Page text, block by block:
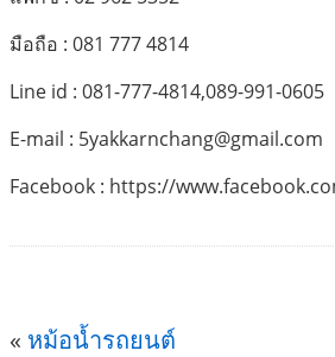
มือถือ : 081 777 4814
Line id : 081-777-4814,089-991-0605
E-mail : 5yakkarnchang@gmail.com
Facebook : https://
« หม้อน้ำรถยนต์